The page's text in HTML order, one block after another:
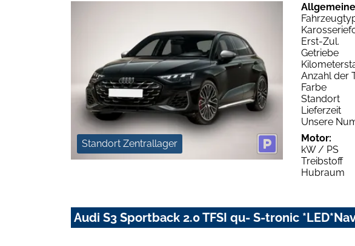
Standort Zentrallager
Erst-Zul.
Getriebe
Anzahl der
Farbe
Standort
Lieferzeit
Unsere
Motor:
kW / PS
Treibstoff
Hubraum
Audi S3 Sportback 2.0 TFSI qu- S-tronic